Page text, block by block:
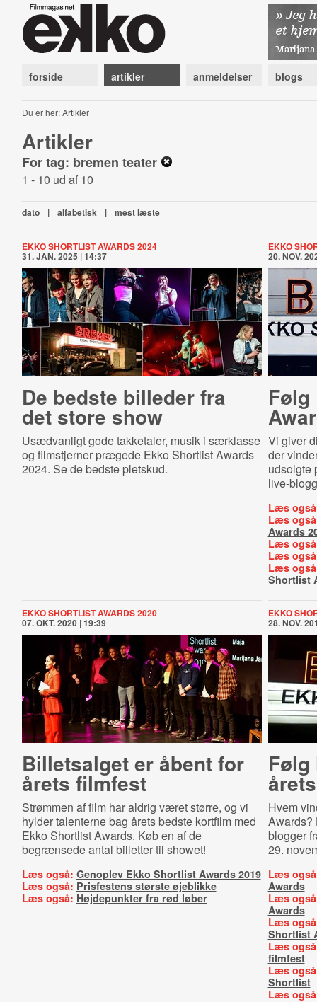
forside artikler anmeldelser blogs
Du er her:Artikler
Artikler
For tag: bremen teater
1 - 10 ud af 10
dato | alfabetisk | mest læste
EKKO SHORTLIST AWARDS 2024
31. JAN. 2025 | 14:37
De bedste billeder fra
det store show
Usædvanligt gode takketaler, musik i særklasse
og filmstjerner prægede Ekko Shortlist Awards
2024. Se de bedste pletskud.
EKKO
20. NOV.
Vi giver
der
udsolgte
live-
Læs
Læs
Awards
Læs
Læs
Læs
Shortlist
EKKO SHORTLIST AWARDS 2020
07. OKT. 2020 | 19:39
Billetsalget er åbent for
årets filmfest
Strømmen af film har aldrig været større, og vi
hylder talenterne bag årets bedste kortfilm med
Ekko Shortlist Awards. Køb en af de
begrænsede antal billetter til showet!
Læs også: Genoplev Ekko Shortlist Awards 2019
Læs også: Prisfestens største øjeblikke
Læs også: Højdepunkter fra rød løber
EKKO
28. NOV.
Hvem
Awards?
blogger
29.
Læs
Awards
Læs
Awards
Læs
Shortlist
Læs
filmfest
Læs
Shortlist
Læs